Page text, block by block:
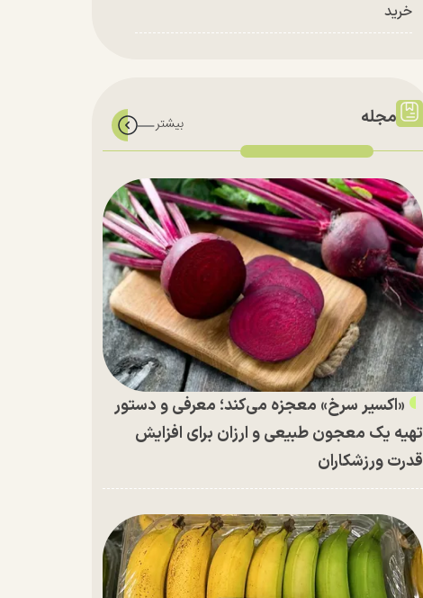
خرید
مجله
«اکسیر سرخ» معجزه می‌کند؛ معرفی و دستور
تهیه یک معجون طبیعی و ارزان برای افزایش
قدرت ورزشکاران